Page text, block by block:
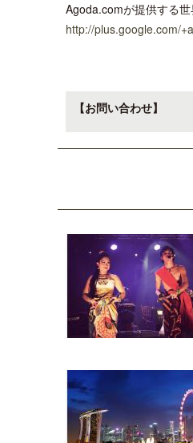
Agoda.comが提供する
http://plus.google.com/
【お問い合わせ】